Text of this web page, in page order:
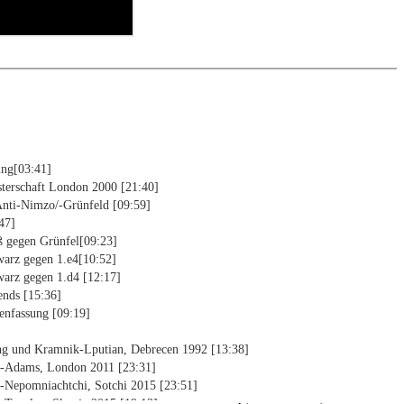
London 2000 [21:40]
Nimzo/-Grünfeld [09:59]
Grünfel[09:23]
gegen 1.e4[10:52]
gegen 1.d4 [12:17]
[15:36]
[09:19]
und Kramnik-Lputian, Debrecen 1992 [13:38]
London 2011 [23:31]
Sotchi 2015 [23:51]